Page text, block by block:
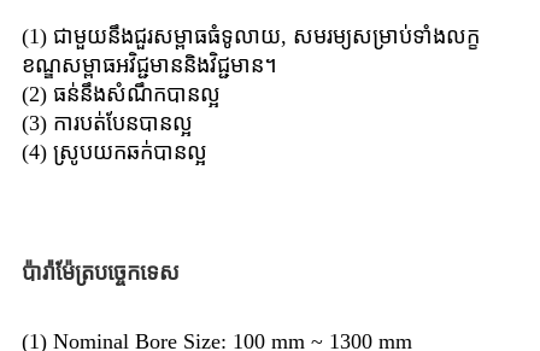
(1) ជាមួយនឹងជួរសម្ពាធធំទូលាយ, សមរម្យសម្រាប់ទាំងលក្ខ
ខណ្ឌសម្ពាធអវិជ្ជមាននិងវិជ្ជមាន។
(2) ធន់នឹងសំណឹកបានល្អ
(3) ការបត់បែនបានល្អ
(4) ស្រូបយកឆក់បានល្អ
ប៉ារ៉ាម៉ែត្របច្ចេកទេស
(1) Nominal Bore Size: 100 mm ~ 1300 mm